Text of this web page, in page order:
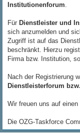
Institutionenforum
Für Dienstleister und
sich anzumelden und
Zugriff ist auf das
beschränkt. Hierzu
Firma bzw. Institution,
Nach der Registrierung
Dienstleisterforum
Wir freuen uns auf
Die OZG-Taskforce